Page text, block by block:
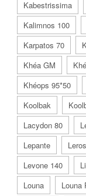
Kabestrissima
Kalimnos 100
Karpatos 70
Khéa GM
Khéops 95*50
Koolbak
Lacydon 80
Lepante
Leros
Levone 140
Louna
Louna